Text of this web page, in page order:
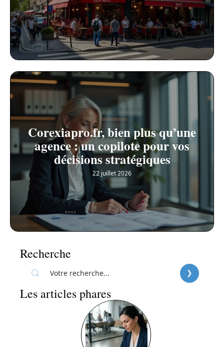
Corexiapro.fr, bien plus qu’une
agence : un copilote pour vos
décisions stratégiques
22 juillet 2026
Recherche
Les articles phares